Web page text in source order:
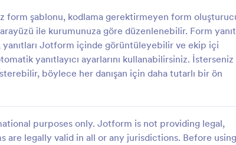
form şablonu, kodlama gerektirmeyen form
ile kurumunuza göre düzenlenebilir. Form
Jotform içinde görüntüleyebilir ve ekip içi
yanıtlayıcı ayarlarını kullanabilirsiniz. İsterseniz
böylece her danışan için daha tutarlı bir ön
purposes only. Jotform is not providing legal,
legally valid in all or any jurisdictions. Before using
onay alma
Kodlama
Go to Category:
Onay Formları